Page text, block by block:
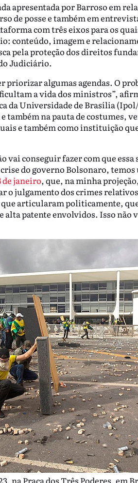
apresentada por Barroso em
de posse e também em
com três eixos para os
conteúdo, imagem e
pela proteção dos direitos
Judiciário.
priorizar algumas agendas. O
a vida dos ministros”,
da Universidade de Brasília
também na pauta de costumes,
e também como instituição
vai conseguir fazer com que
do governo Bolsonaro,
de janeiro, que, na minha
o julgamento dos crimes
articularam politicamente,
alta patente envolvidos. Isso não
na Praça dos Três Poderes, em